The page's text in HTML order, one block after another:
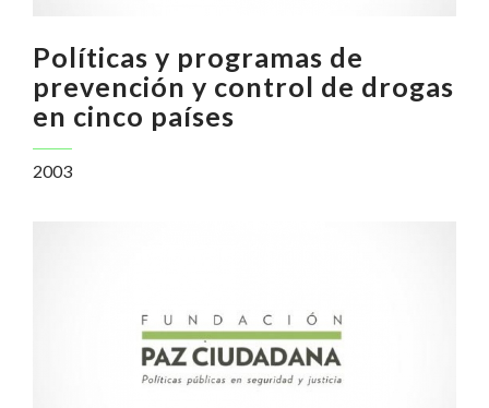
Políticas y programas de
prevención y control de drogas
en cinco países
2003